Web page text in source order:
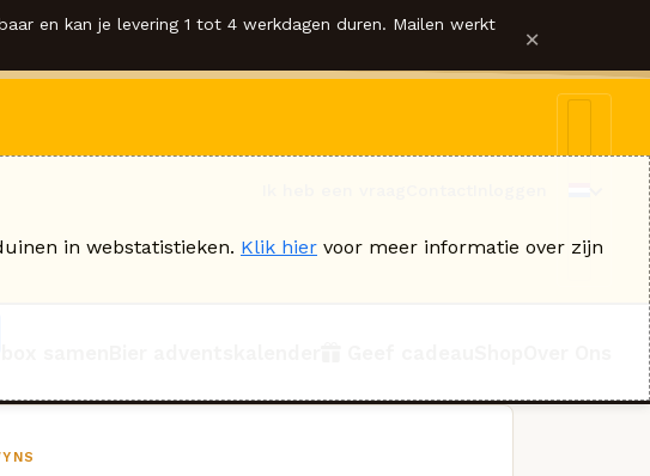
en kan je levering 1 tot 4 werkdagen duren. Mailen werkt ×
samen
in webstatistieken. Klik hier voor meer informatie over zijn